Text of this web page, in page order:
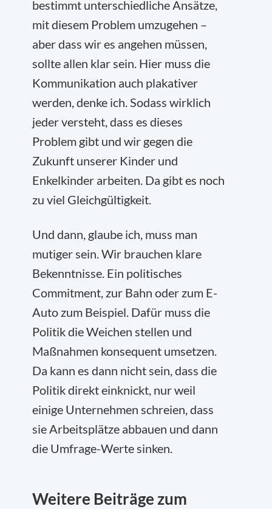
bestimmt unterschiedliche Ansätze,
mit diesem Problem umzugehen –
aber dass wir es angehen müssen,
sollte allen klar sein. Hier muss die
Kommunikation auch plakativer
werden, denke ich. Sodass wirklich
jeder versteht, dass es dieses
Problem gibt und wir gegen die
Zukunft unserer Kinder und
Enkelkinder arbeiten. Da gibt es noch
zu viel Gleichgültigkeit.
Und dann, glaube ich, muss man
mutiger sein. Wir brauchen klare
Bekenntnisse. Ein politisches
Commitment, zur Bahn oder zum E-
Auto zum Beispiel. Dafür muss die
Politik die Weichen stellen und
Maßnahmen konsequent umsetzen.
Da kann es dann nicht sein, dass die
Politik direkt einknickt, nur weil
einige Unternehmen schreien, dass
sie Arbeitsplätze abbauen und dann
die Umfrage-Werte sinken.
Weitere Beiträge zum